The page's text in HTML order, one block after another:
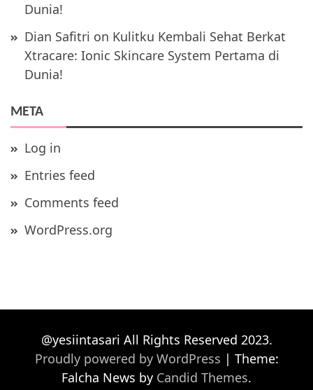
Dunia!
Dian Safitri on Kulitku Kembali Sehat Berkat
Xtracare: Ionic Skincare System Pertama di
Dunia!
META
Log in
Entries feed
Comments feed
WordPress.org
@yesiintasari All Rights Reserved 2023.
Proudly powered by WordPress | Theme:
Falcha News by Candid Themes.